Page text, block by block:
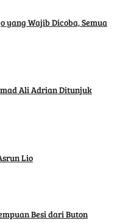
yang Wajib Dicoba, Semua
Ali Adrian Ditunjuk
Lio
Besi dari Buton